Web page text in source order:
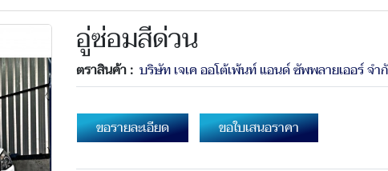
อู่ซ่อมสีด่วน
ตราสินค้า : บริษัท เจเค ออโต้เพ้นท์ แอนด์ ซัพพลายเออร์ จำ
ขอรายละเอียด ขอใบเสนอราคา